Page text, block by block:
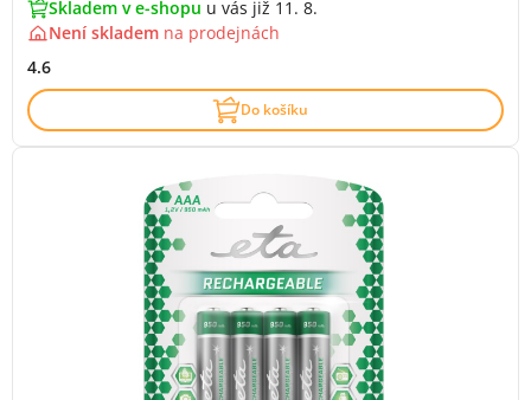
Skladem v e-shopu u vás již 11. 8.
Není skladem na prodejnách
4.6
Do košíku